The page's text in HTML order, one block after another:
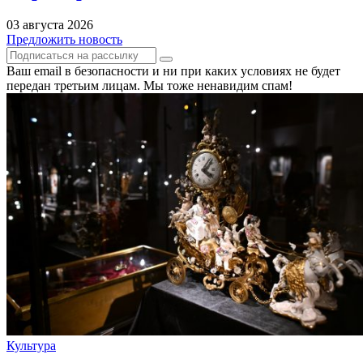
03 августа 2026
Предложить новость
Ваш email в безопасности и ни при каких условиях не будет
передан третьим лицам. Мы тоже ненавидим спам!
Культура